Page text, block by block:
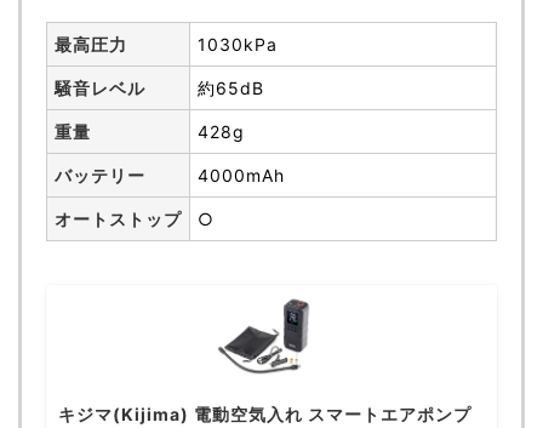
最高圧力 1030kPa
騒音レベル 約65dB
重量 428g
バッテリー 4000mAh
オートストップ ○
キジマ(Kijima) 電動空気入れ スマートエアポンプ